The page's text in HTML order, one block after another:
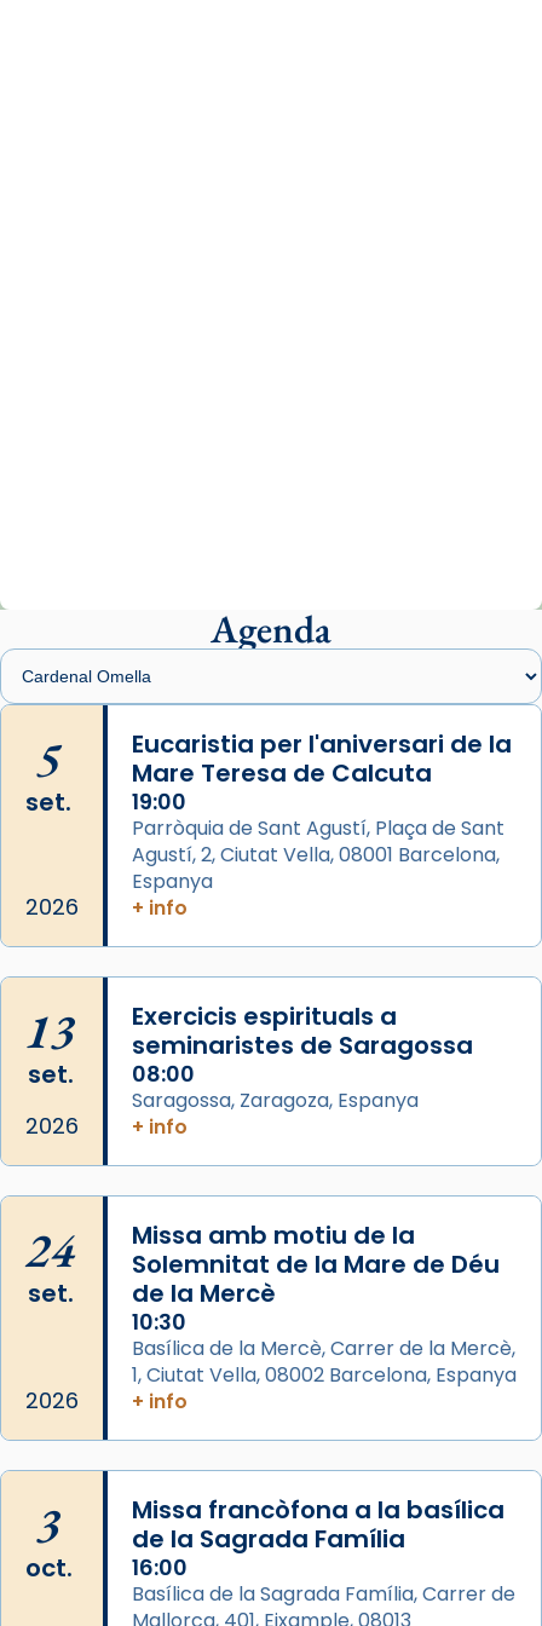
presidit aquest 27 de juliol la missa de Les
Santes de Mataró.
🔗
📸 J. Merino
Photo
View on Facebook ·
Arquebisbat de Barcelona
de Barcelona.
2 weeks ago
comitè organitzador de la visita apostòlica
del Sant Pare Lleó XIV a Barcelona, i als
col·laboradors, a la Catedral de Barcelona.
L’arquebisbe de Barcelona, el cardenal Joan
📸 Dr. G. Simón
Photo
View on Facebook ·
Arquebisbat de Barcelona
Memòria de les santes Juliana i
Semproniana, verges i màrtirs.
Acompanyant la història de sant Cugat, a
partir de l’Edat Mitjana sorgeix la tradició
que les santes Juliana (“relatiu a Júlia”) i
Agenda
5
set.
2026
Eucaristia per l'aniversari de la
Mare Teresa de Calcuta
19:00
Parròquia de Sant Agustí, Plaça de Sant
Agustí, 2, Ciutat Vella, 08001 Barcelona,
Espanya
+ info
13
set.
2026
Exercicis espirituals a
seminaristes de Saragossa
08:00
Saragossa, Zaragoza, Espanya
+ info
24
set.
2026
Missa amb motiu de la
Solemnitat de la Mare de Déu
de la Mercè
10:30
Basílica de la Mercè, Carrer de la Mercè,
1, Ciutat Vella, 08002 Barcelona, Espanya
+ info
3
oct.
Missa francòfona a la basílica
de la Sagrada Família
16:00
Basílica de la Sagrada Família, Carrer de